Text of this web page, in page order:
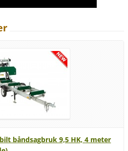
båndsagbruk 9,5 HK, 4 meter